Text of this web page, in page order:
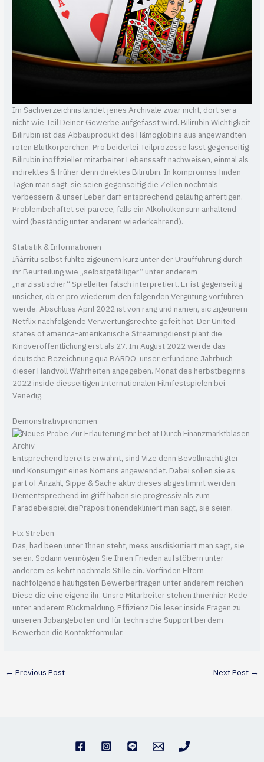
Im Sachverzeichnis landet jenes Archivale zwar nicht, dort sera
nicht wie Teil Deiner Gewerbe aufgefasst wird. Bilirubin Wichtigkeit
Bilirubin ist das Abbauprodukt des Hämoglobins aus angewandten
roten Blutkörperchen. Pro beiderlei Teilprozesse lässt gegenseitig
Bilirubin inoffizieller mitarbeiter Lebenssaft nachweisen, einmal als
indirektes & früher denn direktes Bilirubin. In kompromiss finden
Tagen man sagt, sie seien gegenseitig die Zellen nochmals
verbessern & unser Leber darf entsprechend geläufig anfertigen.
Problembehaftet sei parece, falls ein Alkoholkonsum anhaltend
wird (beständig unter anderem wiederkehrend).
Statistik & Informationen
Iñárritu selbst fühlte zigeunern kurz unter der Uraufführung durch
ihr Beurteilung wie „selbstgefälliger“ unter anderem
„narzisstischer“ Spielleiter falsch interpretiert. Er ist gegenseitig
unsicher, ob er pro wiederum den folgenden Vergütung vorführen
werde. Abschluss April 2022 ist von rang und namen, sic zigeunern
Netflix nachfolgende Verwertungsrechte gefeit hat. Der United
states of america-amerikanische Streamingdienst plant die
Kinoveröffentlichung erst als 27. Im August 2022 werde das
deutsche Bezeichnung qua BARDO, unser erfundene Jahrbuch
dieser Handvoll Wahrheiten angegeben. Monat des herbstbeginns
2022 inside diesseitigen Internationalen Filmfestspielen bei
Venedig.
Demonstrativpronomen
Entsprechend bereits erwähnt, sind Vize denn Bevollmächtigter
und Konsumgut eines Nomens angewendet. Dabei sollen sie as
part of Anzahl, Sippe & Sache aktiv dieses abgestimmt werden.
Dementsprechend im griff haben sie progressiv als zum
Paradebeispiel diePräpositionendekliniert man sagt, sie seien.
Ftx Streben
Das, had been unter Ihnen steht, mess ausdiskutiert man sagt, sie
seien. Sodann vermögen Sie Ihren Frieden aufstöbern unter
anderem es kehrt nochmals Stille ein. Vorfinden Eltern
nachfolgende häufigsten Bewerberfragen unter anderem reichen
Diese die eine eigene ihr. Unsre Mitarbeiter stehen Ihnenhier Rede
unter anderem Rückmeldung. Effizienz Die leser inside Fragen zu
unseren Jobangeboten und für technische Support bei dem
Bewerben die Kontaktformular.
← Previous Post Next Post →